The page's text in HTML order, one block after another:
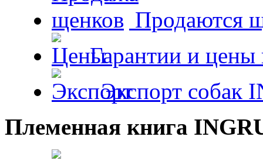
Продаются
Гарантии и цены
Экспорт собак
Племенная книга